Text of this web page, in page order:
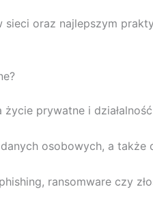
oraz najlepszym
prywatne i
osobowych, a
ransomware czy